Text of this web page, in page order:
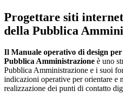
Progettare siti
della Pubblica
Il Manuale operativo di design
Pubblica Amministrazione è uno
Pubblica Amministrazione e i suoi
indicazioni operative per orientare e
realizzazione dei punti di contatto